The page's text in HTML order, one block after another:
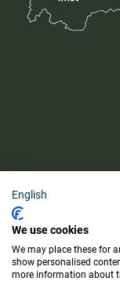
Lieferung &
English
We use cookies
We may place these for
show personalised
more information about